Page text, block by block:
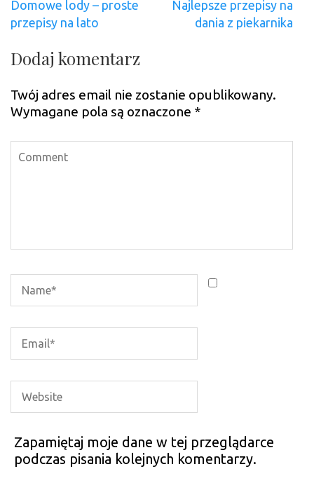
Nawigacja
wpisu
Domowe lody – proste
przepisy na lato
Najlepsze przepisy na
dania z piekarnika
Dodaj komentarz
Twój adres email nie zostanie opublikowany.
Wymagane pola są oznaczone *
Zapamiętaj moje dane w tej przeglądarce
podczas pisania kolejnych komentarzy.